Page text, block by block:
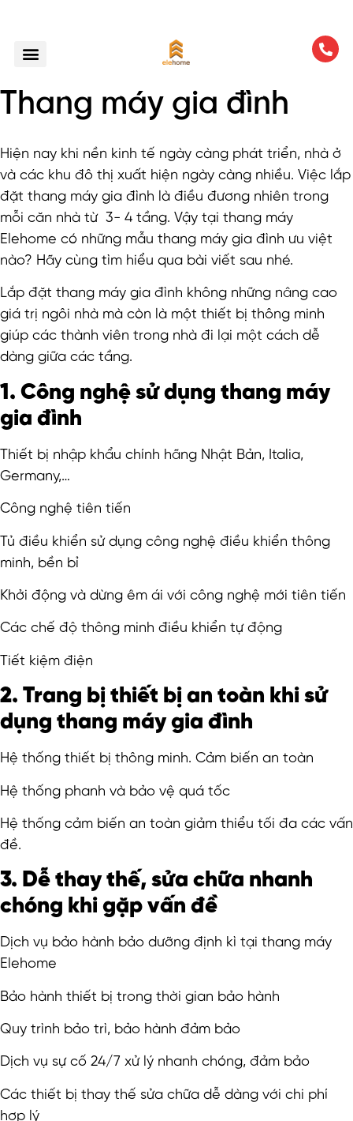
Thang máy gia đình
Hiện nay khi nền kinh tế ngày càng phát triển, nhà ở
và các khu đô thị xuất hiện ngày càng nhiều. Việc lắp
đặt thang máy gia đình là điều đương nhiên trong
mỗi căn nhà từ 3- 4 tầng. Vậy tại thang máy
Elehome có những mẫu thang máy gia đình ưu việt
nào? Hãy cùng tìm hiểu qua bài viết sau nhé.
Lắp đặt thang máy gia đình không những nâng cao
giá trị ngôi nhà mà còn là một thiết bị thông minh
giúp các thành viên trong nhà đi lại một cách dễ
dàng giữa các tầng.
1. Công nghệ sử dụng thang máy
gia đình
Thiết bị nhập khẩu chính hãng Nhật Bản, Italia,
Germany,…
Công nghệ tiên tiến
Tủ điều khiển sử dụng công nghệ điều khiển thông
minh, bền bỉ
Khởi động và dừng êm ái với công nghệ mới tiên tiến
Các chế độ thông minh điều khiển tự động
Tiết kiệm điện
2. Trang bị thiết bị an toàn khi sử
dụng thang máy gia đình
Hệ thống thiết bị thông minh. Cảm biến an toàn
Hệ thống phanh và bảo vệ quá tốc
Hệ thống cảm biến an toàn giảm thiểu tối đa các vấn
đề.
3. Dễ thay thế, sửa chữa nhanh
chóng khi gặp vấn đề
Dịch vụ bảo hành bảo dưỡng định kì tại thang máy
Elehome
Bảo hành thiết bị trong thời gian bảo hành
Quy trình bảo trì, bảo hành đảm bảo
Dịch vụ sự cố 24/7 xử lý nhanh chóng, đảm bảo
Các thiết bị thay thế sửa chữa dễ dàng với chi phí
hợp lý